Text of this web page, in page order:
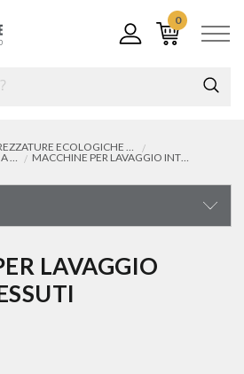
0
ATTREZZATURE ECOLOGICHE e PER LA PULIZIA
LAVAPAVIMENTI, MACCHINE A SPRUZZO
MACCHINE PER LAVAGGIO INTERNI E TESSUTI
E PER LA PULIZIA
LAVAGGIO